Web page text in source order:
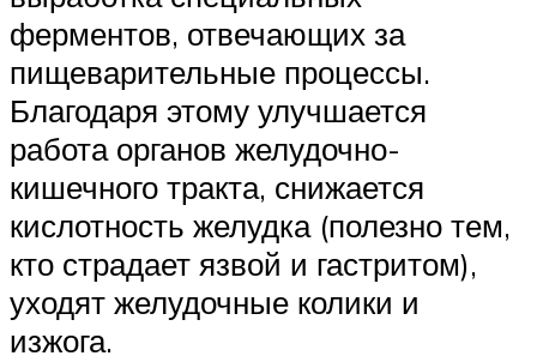
ферментов, отвечающих за
пищеварительные процессы.
Благодаря этому улучшается
работа органов желудочно-
кишечного тракта, снижается
кислотность желудка (полезно тем,
кто страдает язвой и гастритом),
уходят желудочные колики и
изжога.